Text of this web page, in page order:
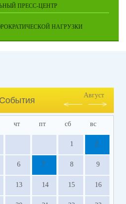
ПРЕСС-ЦЕНТР
НАГРУЗКИ
События
Август
чт пт сб вс
1 2
6 7 8 9
13 14 15 16